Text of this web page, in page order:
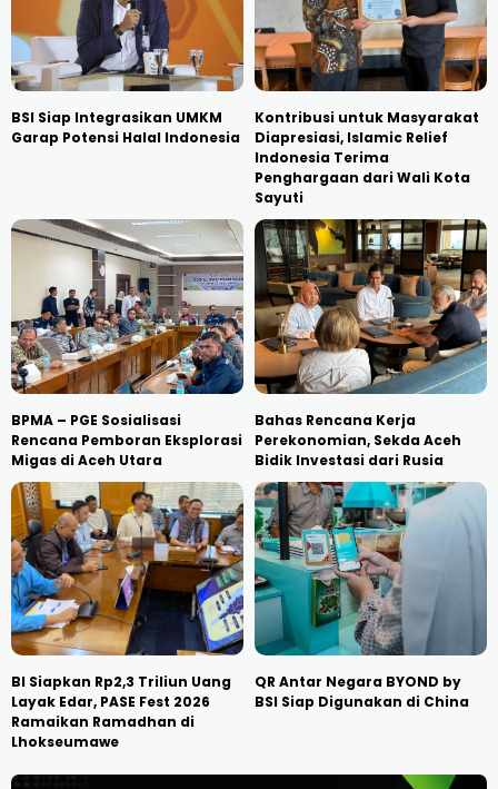
BSI Siap Integrasikan UMKM
Garap Potensi Halal Indonesia
Kontribusi untuk Masyarakat
Diapresiasi, Islamic Relief
Indonesia Terima
Penghargaan dari Wali Kota
Sayuti
BPMA – PGE Sosialisasi
Rencana Pemboran Eksplorasi
Migas di Aceh Utara
Bahas Rencana Kerja
Perekonomian, Sekda Aceh
Bidik Investasi dari Rusia
BI Siapkan Rp2,3 Triliun Uang
Layak Edar, PASE Fest 2026
Ramaikan Ramadhan di
Lhokseumawe
QR Antar Negara BYOND by
BSI Siap Digunakan di China